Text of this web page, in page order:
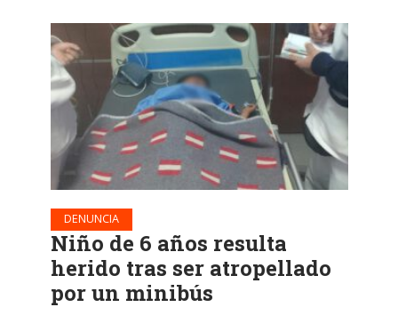
DENUNCIA
Niño de 6 años resulta
herido tras ser atropellado
por un minibús